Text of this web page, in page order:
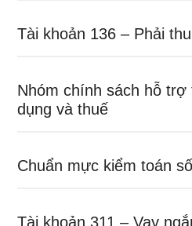
Tài khoản 136 – Phải
Nhóm chính sách hỗ trợ
dụng và thuế
Chuẩn mực kiểm toán
Tài khoản 311 – Vay